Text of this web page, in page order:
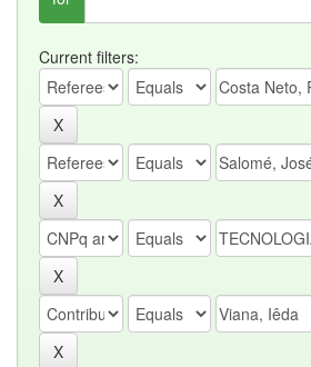
Current filters: